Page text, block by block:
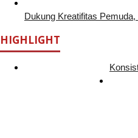
Dukung Kreatifitas
HIGHLIGHT